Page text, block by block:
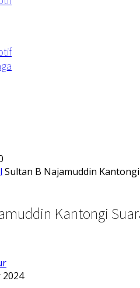
Sultan B Najamuddin
Kantongi
2024